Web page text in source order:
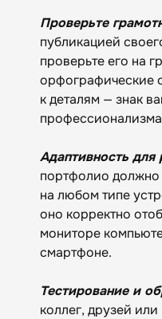
Проверьте
публикацией
проверьте его на
орфографические
к деталям — знак
Адаптивность для
портфолио должно
на любом типе
оно корректно
мониторе
смартфоне.
Тестирование и
коллег, друзей